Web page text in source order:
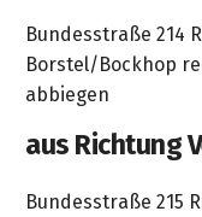
Videos
Bundesstraße 214
Borstel/Bockhop
abbiegen
aus Richtung
Bundesstraße 215